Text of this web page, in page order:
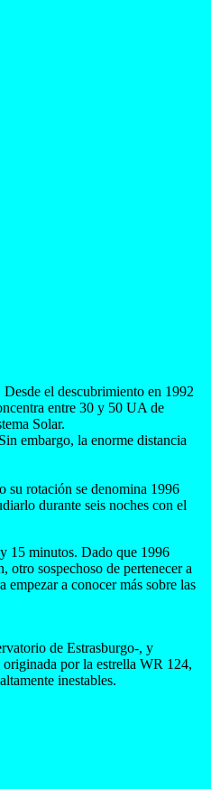
el descubrimiento en 1992
entre 30 y 50 UA de
Solar.
embargo, la enorme distancia
su rotación se denomina 1996
durante seis noches con el
15 minutos. Dado que 1996
sospechoso de pertenecer a
a conocer más sobre las
de Estrasburgo-, y
por la estrella WR 124,
inestables.